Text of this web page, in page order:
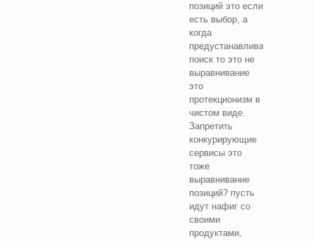
позиций это если
есть выбор, а
когда
предустанавливают
поиск то это не
выравнивание
это
протекционизм в
чистом виде.
Запретить
конкурирующие
сервисы это
тоже
выравнивание
позиций? пусть
идут нафиг со
своими
продуктами,